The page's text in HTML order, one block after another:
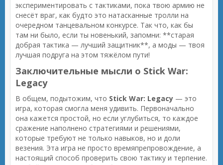
экспериментировать с тактиками, пока твою армию не
снесёт враг, как будто это натасканные тролли на
очередном танцевальном конкурсе. Так что, как бы
там ни было, если ты новенький, запомни: **старая
добрая тактика — лучший защитник**, а моды — твоя
лучшая подруга на этом тяжёлом пути!
Заключительные мысли о Stick War:
Legacy
В общем, подытожим, что Stick War: Legacy — это
игра, которая смогла меня удивить. Первоначально
она кажется простой, но если углубиться, то каждое
сражение наполнено стратегиями и решениями,
которые требуют не только навыков, но и доли
везения. Эта игра не просто времяпрепровождение, а
настоящий способ проверить свою тактику и терпение.